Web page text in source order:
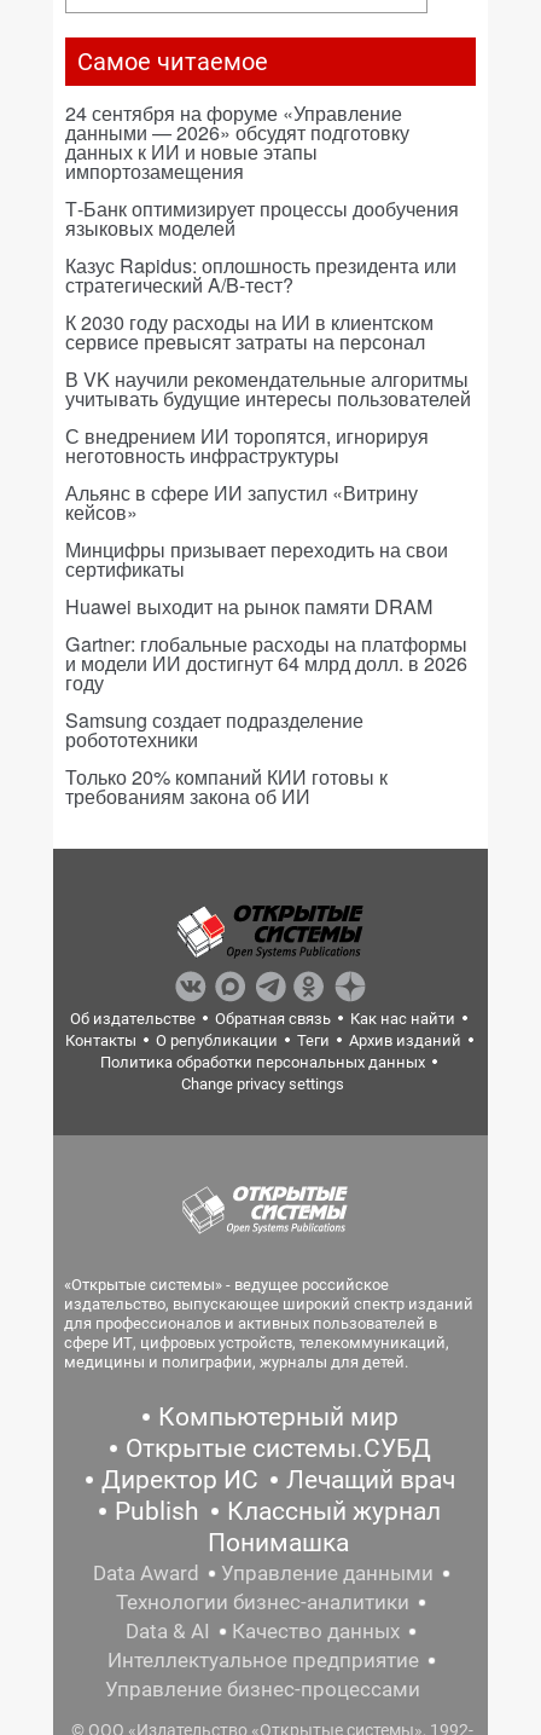
Самое читаемое
24 сентября на форуме «Управление
данными — 2026» обсудят подготовку
данных к ИИ и новые этапы
импортозамещения
Т-Банк оптимизирует процессы дообучения
языковых моделей
Казус Rapidus: оплошность президента или
стратегический A/B-тест?
К 2030 году расходы на ИИ в клиентском
сервисе превысят затраты на персонал
В VK научили рекомендательные алгоритмы
учитывать будущие интересы пользователей
С внедрением ИИ торопятся, игнорируя
неготовность инфраструктуры
Альянс в сфере ИИ запустил «Витрину
кейсов»
Минцифры призывает переходить на свои
сертификаты
Huawei выходит на рынок памяти DRAM
Gartner: глобальные расходы на платформы
и модели ИИ достигнут 64 млрд долл. в 2026
году
Samsung создает подразделение
робототехники
Только 20% компаний КИИ готовы к
требованиям закона об ИИ
Об издательстве Обратная связь
Как нас найти
Контакты
О републикации Теги
Архив изданий
Политика обработки персональных данных
Change privacy settings
«Открытые системы» - ведущее российское
издательство, выпускающее широкий спектр изданий
для профессионалов и активных пользователей в
сфере ИТ, цифровых устройств, телекоммуникаций,
медицины и полиграфии, журналы для детей.
Компьютерный мир
Открытые системы.СУБД
Директор ИС
Лечащий врач
Publish
Классный журнал
Понимашка
Data Award
Управление данными
Технологии бизнес-аналитики
Data & AI
Качество данных
Интеллектуальное предприятие
Управление бизнес-процессами
© ООО «Издательство «Открытые системы», 1992-